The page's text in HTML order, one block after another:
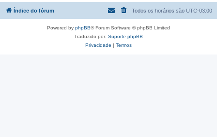
Índice do fórum Todos os horários são UTC-03:00
Powered by phpBB® Forum Software © phpBB Limited
Traduzido por: Suporte phpBB
Privacidade | Termos